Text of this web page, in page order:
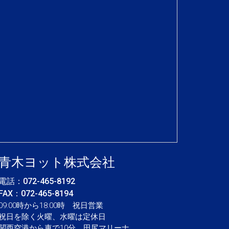
木ヨット株式会社
話： 072-465-8192
：072-465-8194
時から18:00時 祝日営業
日を除く火曜、水曜は定休日